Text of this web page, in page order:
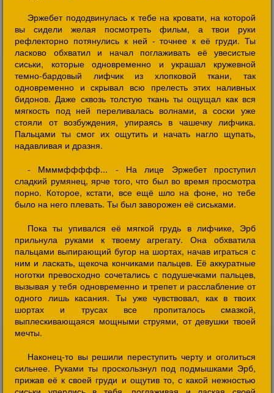
Эржебет пододвинулась к тебе на кровати, на которой
вы сидели желая посмотреть фильм, а твои руки
рефлекторно потянулись к ней - точнее к её груди. Ты
ласково обхватил и начал поглаживать её увесистые
сиськи, которые одновременно и украшал кружевной
темно-бардовый лифчик из хлопковой ткани, так
одновременно и скрывал всю прелесть этих наливных
бидонов. Даже сквозь толстую ткань ты ощущал как вся
мягкость под ней переливалась волнами, а соски уже
стояли от возбуждения, упираясь в чашечку лифчика.
Пальцами ты смог их ощутить и начать нагло щупать,
надавливая и дразня.
- Ммммффффф... - На лице Эржебет проступил
сладкий румянец, ярче того, что был во время просмотра
порно. Которое, кстати, все ещё шло на фоне, но тебе
было на него плевать. Ты был заворожен её сиськами.
Пока ты упивался её мягкой грудь в лифчике, Эрб
прильнула руками к твоему агрегату. Она обхватила
пальцами выпирающий бугор на шортах, начав играться с
ним и ласкать, щекоча кончиками пальцев. Её аккуратные
ноготки превосходно сочетались с подушечками пальцев,
вызывая у тебя одновременно и трепет и расслабление от
одного лишь касания. Ты уже чувствовал, как в твоих
шортах и трусах все пропиталось смазкой,
выплескивающаяся мощными струями, от девушки твоей
мечты.
Наконец-то вы решили переступить черту и оголиться
сильнее. Руками ты проскользнул под подмышками Эрб,
прижав её к своей груди и ощутив то, с какой нежностью